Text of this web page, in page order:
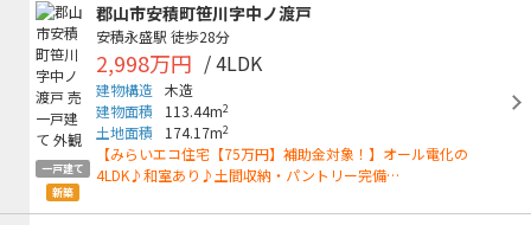
一戸建て
新築
郡山市安積町笹川字中ノ渡戸
安積永盛駅 徒歩28分
2,998万円 / 4LDK
建物構造 木造
建物面積
113.44m2
土地面積 174.17m2
【みらいエコ住宅【75万円】補助金対象！】オール電化の
4LDK♪和室あり♪土間収納・パントリー完備…